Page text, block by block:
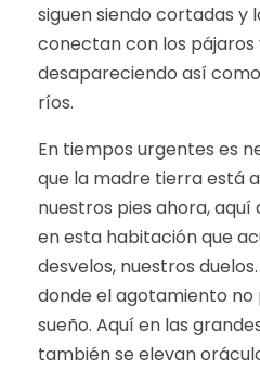
siguen siendo cortadas y
conectan con los pájaros
desapareciendo así
ríos.
En tiempos urgentes es
que la madre tierra está
nuestros pies ahora,
en esta habitación que
desvelos, nuestros
donde el agotamiento no
sueño. Aquí en las
también se elevan